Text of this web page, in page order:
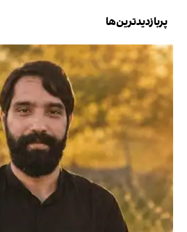
پربازدیدترین‌ها